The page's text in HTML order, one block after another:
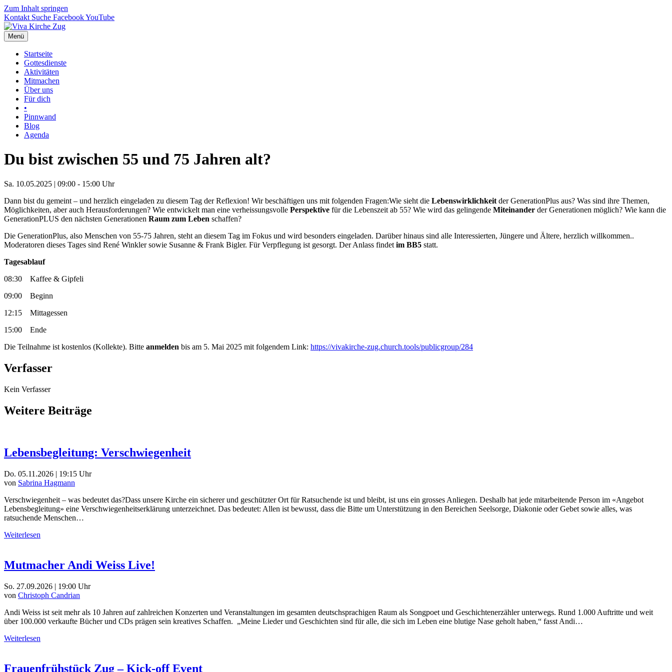
Zum Inhalt springen
Kontakt Suche FacebookYouTube
Menü
Startseite
Gottesdienste
Aktivitäten
Mitmachen
Über uns
Für dich
•
Pinnwand
Blog
Agenda
Du bist zwischen 55 und 75 Jahren alt?
Sa. 10.05.2025 | 09:00 - 15:00 Uhr
Dann bist du gemeint – und herzlich eingeladen zu diesem Tag der Reflexion! Wir beschäftigen uns mit folgenden Fragen:Wie sieht die Lebenswirklichkeit der GenerationPlus aus? Was sind ihre Themen,
Möglichkeiten, aber auch Herausforderungen? Wie entwickelt man eine verheissungsvolle Perspektive für die Lebenszeit ab 55? Wie wird das gelingende Miteinander der Generationen möglich? Wie kann die
GenerationPLUS den nächsten Generationen Raum zum Leben schaffen?
Die GenerationPlus, also Menschen von 55-75 Jahren, steht an diesem Tag im Fokus und wird besonders eingeladen. Darüber hinaus sind alle Interessierten, Jüngere und Ältere, herzlich willkommen..
Moderatoren dieses Tages sind René Winkler sowie Susanne & Frank Bigler. Für Verpflegung ist gesorgt. Der Anlass findet im BB5 statt.
Tagesablauf
08:30 Kaffee & Gipfeli
09:00 Beginn
12:15 Mittagessen
15:00 Ende
Die Teilnahme ist kostenlos (Kollekte). Bitte anmelden bis am 5. Mai 2025 mit folgendem Link: https://vivakirche-zug.church.tools/publicgroup/284
Verfasser
Kein Verfasser
Weitere Beiträge
Lebensbegleitung: Verschwiegenheit
Do. 05.11.2026 | 19:15 Uhr
von Sabrina Hagmann
Verschwiegenheit – was bedeutet das?Dass unsere Kirche ein sicherer und geschützter Ort für Ratsuchende ist und bleibt, ist uns ein grosses Anliegen. Deshalb hat jede mitarbeitende Person im «Angebot
Lebensbegleitung» eine Verschwiegenheitserklärung unterzeichnet. Das bedeutet: Allen ist bewusst, dass die Bitte um Unterstützung in den Bereichen Seelsorge, Diakonie oder Gebet sowie alles, was
ratsuchende Menschen…
Weiterlesen
Mutmacher Andi Weiss Live!
So. 27.09.2026 | 19:00 Uhr
von Christoph Candrian
Andi Weiss ist seit mehr als 10 Jahren auf zahlreichen Konzerten und Veranstaltungen im gesamten deutschsprachigen Raum als Songpoet und Geschichtenerzähler unterwegs. Rund 1.000 Auftritte und weit
über 100.000 verkaufte Bücher und CDs prägen sein kreatives Schaffen. „Meine Lieder und Geschichten sind für alle, die sich im Leben eine blutige Nase geholt haben,“ fasst Andi…
Weiterlesen
Frauenfrühstück Zug – Kick-off Event